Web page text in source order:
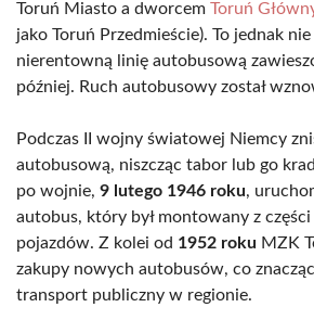
Toruń Miasto a dworcem Toruń
jako Toruń Przedmieście). To jednak
nierentowną linię autobusową
później. Ruch autobusowy został
Podczas II wojny światowej Niemcy
autobusową, niszcząc tabor lub go
po wojnie, 9 lutego 1946 roku,
autobus, który był montowany z części
pojazdów. Z kolei od 1952 roku MZK
zakupy nowych autobusów, co
transport publiczny w regionie.